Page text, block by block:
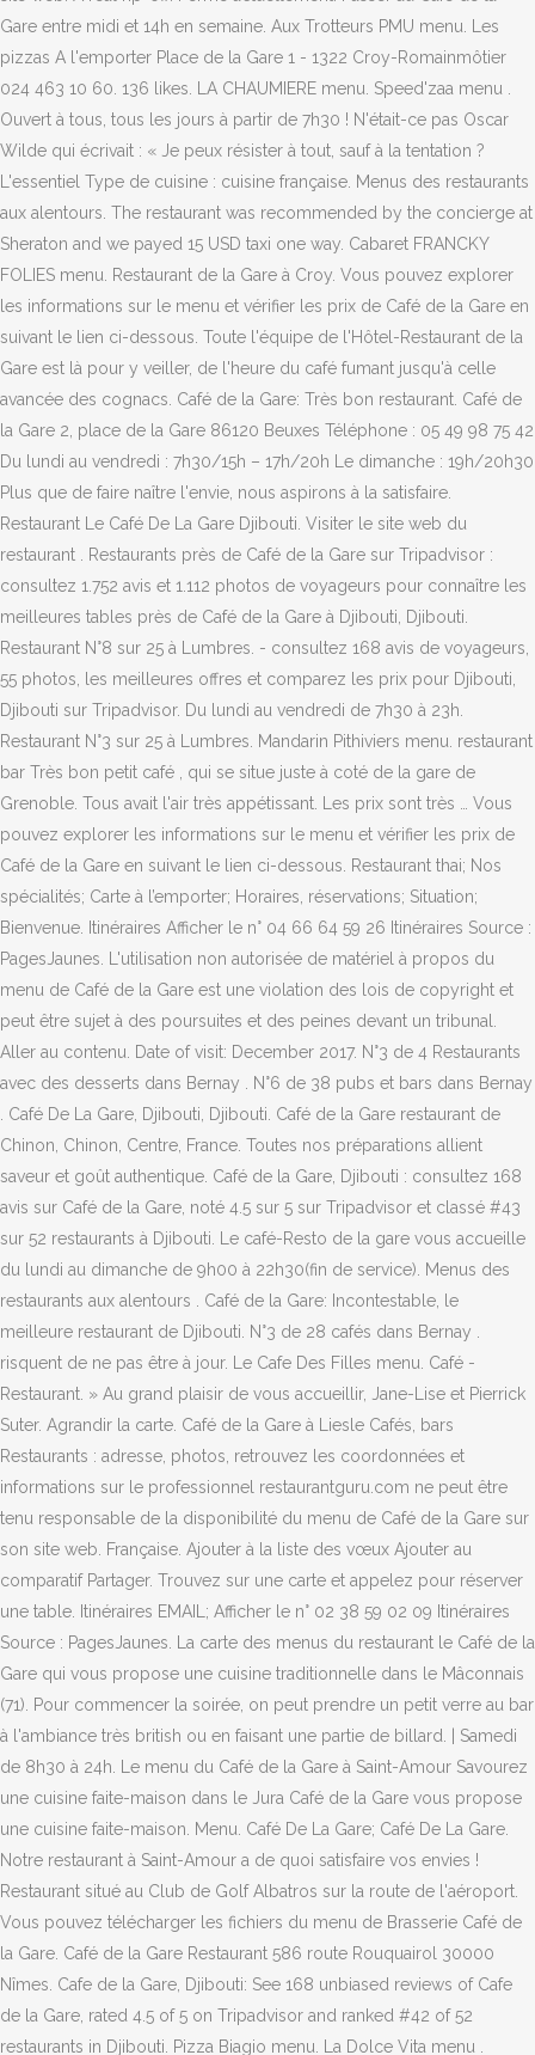
Gare entre midi et 14h en semaine. Aux Trotteurs PMU menu. Les
pizzas A l'emporter Place de la Gare 1 - 1322 Croy-Romainmôtier
024 463 10 60. 136 likes. LA CHAUMIERE menu. Speed'zaa menu .
Ouvert à tous, tous les jours à partir de 7h30 ! N'était-ce pas Oscar
Wilde qui écrivait : « Je peux résister à tout, sauf à la tentation ?
L'essentiel Type de cuisine : cuisine française. Menus des restaurants
aux alentours. The restaurant was recommended by the concierge at
Sheraton and we payed 15 USD taxi one way. Cabaret FRANCKY
FOLIES menu. Restaurant de la Gare à Croy. Vous pouvez explorer
les informations sur le menu et vérifier les prix de Café de la Gare en
suivant le lien ci-dessous. Toute l'équipe de l'Hôtel-Restaurant de la
Gare est là pour y veiller, de l'heure du café fumant jusqu'à celle
avancée des cognacs. Café de la Gare: Très bon restaurant. Café de
la Gare 2, place de la Gare 86120 Beuxes Téléphone : 05 49 98 75 42
Du lundi au vendredi : 7h30/15h – 17h/20h Le dimanche : 19h/20h30
Plus que de faire naître l'envie, nous aspirons à la satisfaire.
Restaurant Le Café De La Gare Djibouti. Visiter le site web du
restaurant . Restaurants près de Café de la Gare sur Tripadvisor :
consultez 1.752 avis et 1.112 photos de voyageurs pour connaître les
meilleures tables près de Café de la Gare à Djibouti, Djibouti.
Restaurant N°8 sur 25 à Lumbres. - consultez 168 avis de voyageurs,
55 photos, les meilleures offres et comparez les prix pour Djibouti,
Djibouti sur Tripadvisor. Du lundi au vendredi de 7h30 à 23h.
Restaurant N°3 sur 25 à Lumbres. Mandarin Pithiviers menu. restaurant
bar Très bon petit café , qui se situe juste à coté de la gare de
Grenoble. Tous avait l'air très appétissant. Les prix sont très … Vous
pouvez explorer les informations sur le menu et vérifier les prix de
Café de la Gare en suivant le lien ci-dessous. Restaurant thai; Nos
spécialités; Carte à l’emporter; Horaires, réservations; Situation;
Bienvenue. Itinéraires Afficher le n° 04 66 64 59 26 Itinéraires Source :
PagesJaunes. L'utilisation non autorisée de matériel à propos du
menu de Café de la Gare est une violation des lois de copyright et
peut être sujet à des poursuites et des peines devant un tribunal.
Aller au contenu. Date of visit: December 2017. N°3 de 4 Restaurants
avec des desserts dans Bernay . N°6 de 38 pubs et bars dans Bernay
. Café De La Gare, Djibouti, Djibouti. Café de la Gare restaurant de
Chinon, Chinon, Centre, France. Toutes nos préparations allient
saveur et goût authentique. Café de la Gare, Djibouti : consultez 168
avis sur Café de la Gare, noté 4.5 sur 5 sur Tripadvisor et classé #43
sur 52 restaurants à Djibouti. Le café-Resto de la gare vous accueille
du lundi au dimanche de 9h00 à 22h30(fin de service). Menus des
restaurants aux alentours . Café de la Gare: Incontestable, le
meilleure restaurant de Djibouti. N°3 de 28 cafés dans Bernay .
risquent de ne pas être à jour. Le Cafe Des Filles menu. Café -
Restaurant. » Au grand plaisir de vous accueillir, Jane-Lise et Pierrick
Suter. Agrandir la carte. Café de la Gare à Liesle Cafés, bars
Restaurants : adresse, photos, retrouvez les coordonnées et
informations sur le professionnel restaurantguru.com ne peut être
tenu responsable de la disponibilité du menu de Café de la Gare sur
son site web. Française. Ajouter à la liste des vœux Ajouter au
comparatif Partager. Trouvez sur une carte et appelez pour réserver
une table. Itinéraires EMAIL; Afficher le n° 02 38 59 02 09 Itinéraires
Source : PagesJaunes. La carte des menus du restaurant le Café de la
Gare qui vous propose une cuisine traditionnelle dans le Mâconnais
(71). Pour commencer la soirée, on peut prendre un petit verre au bar
à l'ambiance très british ou en faisant une partie de billard. | Samedi
de 8h30 à 24h. Le menu du Café de la Gare à Saint-Amour Savourez
une cuisine faite-maison dans le Jura Café de la Gare vous propose
une cuisine faite-maison. Menu. Café De La Gare; Café De La Gare.
Notre restaurant à Saint-Amour a de quoi satisfaire vos envies !
Restaurant situé au Club de Golf Albatros sur la route de l'aéroport.
Vous pouvez télécharger les fichiers du menu de Brasserie Café de
la Gare. Café de la Gare Restaurant 586 route Rouquairol 30000
Nîmes. Cafe de la Gare, Djibouti: See 168 unbiased reviews of Cafe
de la Gare, rated 4.5 of 5 on Tripadvisor and ranked #42 of 52
restaurants in Djibouti. Pizza Biagio menu. La Dolce Vita menu .